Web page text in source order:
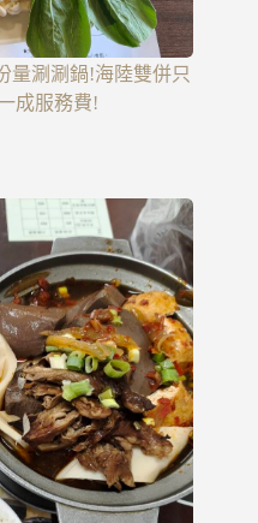
量涮涮鍋!海陸雙併只
成服務費!